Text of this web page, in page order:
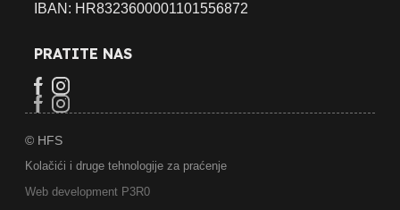
IBAN: HR8323600001101556872
PRATITE NAS
© HFS
Kolačići i druge tehnologije za praćenje
Web development P3R0